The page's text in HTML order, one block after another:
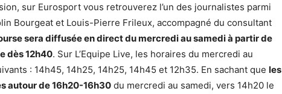
sur Eurosport vous retrouverez l’un des journalistes parmi
Bourgeat et Louis-Pierre Frileux, accompagné du consultant
sera diffusée en direct du mercredi au samedi à partir de
dès 12h40. Sur L’Equipe Live, les horaires du mercredi au
: 14h45, 14h25, 14h25, 14h45 et 12h35. En sachant que les
autour de 16h20-16h30 du mercredi au samedi, vers 14h20 le